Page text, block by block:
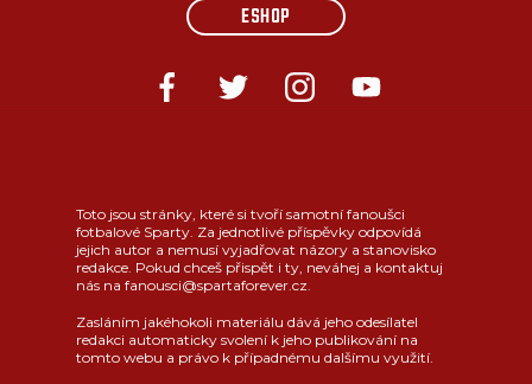
ESHOP
Toto jsou stránky, které si tvoří samotní fanoušci
fotbalové Sparty. Za jednotlivé příspěvky odpovídá
jejich autor a nemusí vyjadřovat názory a stanovisko
redakce. Pokud chceš přispět i ty, neváhej a kontaktuj
nás na fanousci@spartaforever.cz.
Zasláním jakéhokoli materiálu dává jeho odesílatel
redakci automaticky svolení k jeho publikování na
tomto webu a právo k případnému dalšímu využití.